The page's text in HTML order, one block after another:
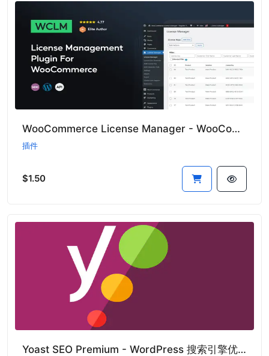
WooCommerce License Manager - WooCommerce授权管理器插件
插件
$1.50
Yoast SEO Premium - WordPress 搜索引擎优化插件专业版